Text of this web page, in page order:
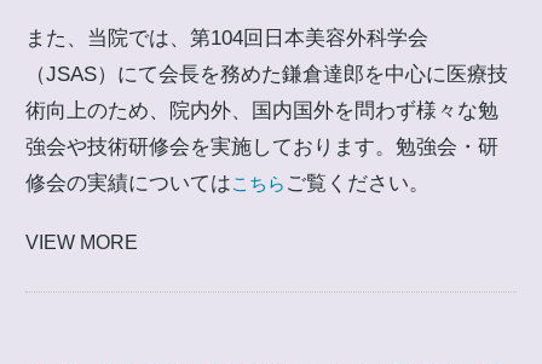
また、当院では、第104回日本美容外科学会
（JSAS）にて会長を務めた鎌倉達郎を中心に医療技
術向上のため、院内外、国内国外を問わず様々な勉
強会や技術研修会を実施しております。勉強会・研
修会の実績についてはこちら ご覧ください。
VIEW MORE